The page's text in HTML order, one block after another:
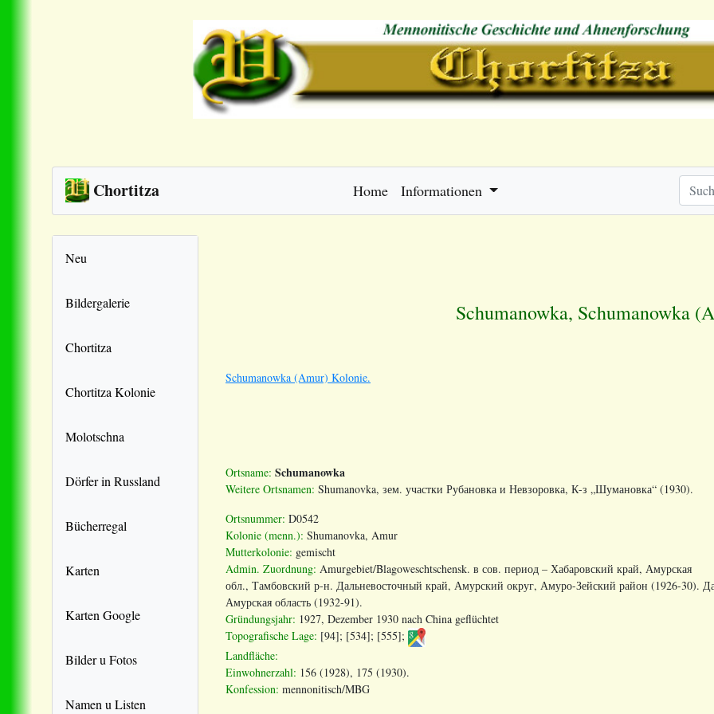
Chortitza Home Informationen
Neu
Bildergalerie
Chortitza
Chortitza Kolonie
Molotschna
Dörfer in Russland
Bücherregal
Karten
Karten Google
Bilder u Fotos
Namen u Listen
Schumanowka, Schumanowka
Schumanowka (Amur) Kolonie.
Ortsname: Schumanowka
Weitere Ortsnamen: Shumanovka, зем. участки Рубановка и Невзоровка, К-з „Шумановка“ (1930).
Ortsnummer: D0542
Kolonie (menn.): Shumanovka, Amur
Mutterkolonie: gemischt
Admin. Zuordnung: Amurgebiet/Blagoweschtschensk. в сов. период – Хабаровский край, Амурская
обл., Тамбовский р-н. Дальневосточный край, Амурский округ, Амуро-Зейский район (1926-30).
Амурская область (1932-91).
Gründungsjahr: 1927, Dezember 1930 nach China geflüchtet
Topografische Lage: [94]; [534]; [555];
Landfläche:
Einwohnerzahl: 156 (1928), 175 (1930).
Konfession: mennonitisch/MBG